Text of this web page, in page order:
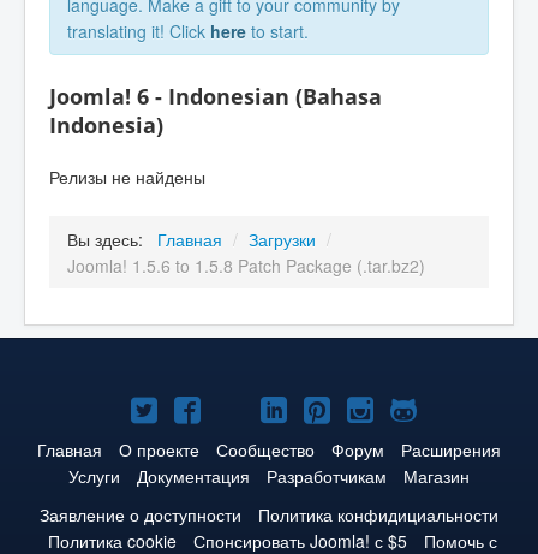
language. Make a gift to your community by
translating it! Click here to start.
Joomla! 6 - Indonesian (Bahasa
Indonesia)
Релизы не найдены
Вы здесь: Главная / Загрузки /
Joomla! 1.5.6 to 1.5.8 Patch Package (.tar.bz2)
Joomla!
в
Твиттере
Joomla!
в
Facebook
Joomla!
в
YouTube
Joomla!
в
LinkedIn
Joomla!
в
Pinterest
Joomla!
в
Instagram
Joomla!
на
GitHub
Главная О проекте Сообщество Форум
Расширения
Услуги
Документация Разработчикам
Магазин
Заявление о доступности
Политика конфидициальности
Политика cookie
Спонсировать Joomla! с $5 Помочь с